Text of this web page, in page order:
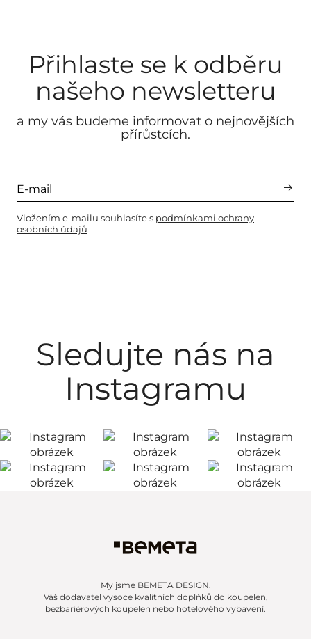
Přihlaste se k odběru
našeho newsletteru
a my vás budeme informovat o nejnovějších
přírůstcích.
Vložením e-mailu souhlasíte s podmínkami ochrany
osobních údajů
Sledujte nás na
Instagramu
My jsme BEMETA DESIGN.
Váš dodavatel vysoce kvalitních doplňků do koupelen,
bezbariérových koupelen nebo hotelového vybavení.